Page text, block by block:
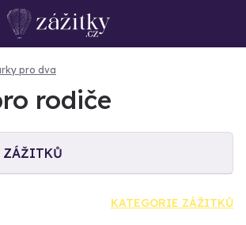
pro dva
rodiče
ZÁŽITKŮ
KATEGORIE ZÁŽITKŮ